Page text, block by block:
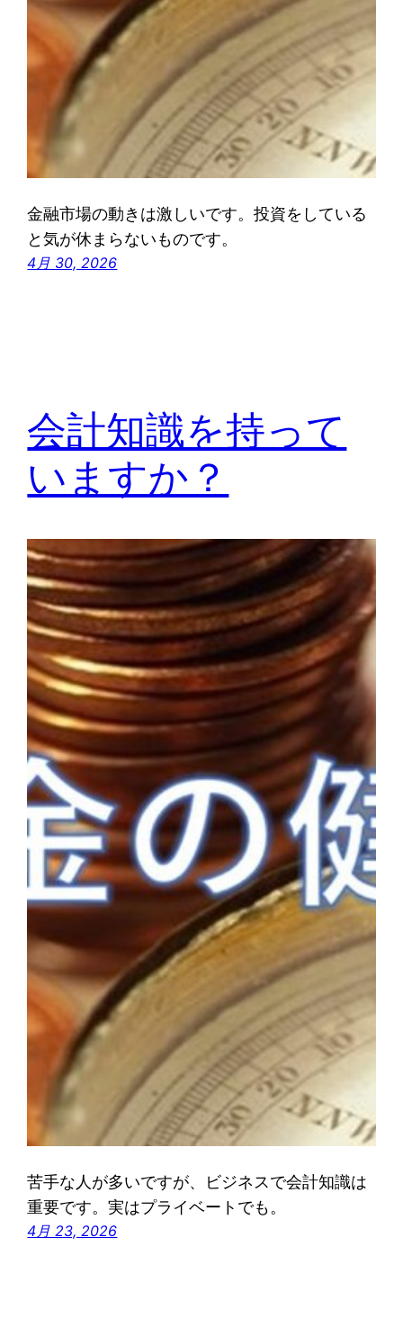
金融市場の動きは激しいです。投資をしている
と気が休まらないものです。
4月 30, 2026
会計知識を持って
いますか？
苦手な人が多いですが、ビジネスで会計知識は
重要です。実はプライベートでも。
4月 23, 2026